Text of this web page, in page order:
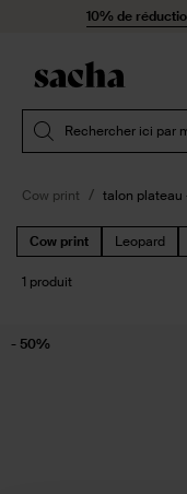
Passer au contenu
10% de
Rechercher ici par
Cow print talon plateau
Cow print Leopard
1 produit
- 50%